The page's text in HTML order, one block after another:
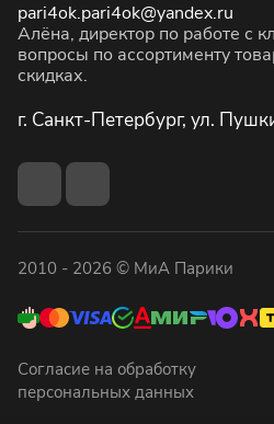
pari4ok.pari4ok@yandex.ru
Алёна, директор по работе с
вопросы по ассортименту
скидках.
г. Санкт-Петербург, ул.
2010 - 2026 © МиА Парики
Согласие на обработку
персональных данных